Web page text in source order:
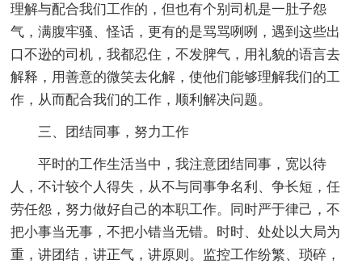
理解与配合我们工作的，但也有个别司机是一肚子怨
气，满腹牢骚、怪话，更有的是骂骂咧咧，遇到这些出
口不逊的司机，我都忍住，不发脾气，用礼貌的语言去
解释，用善意的微笑去化解，使他们能够理解我们的工
作，从而配合我们的工作，顺利解决问题。
三、团结同事，努力工作
平时的工作生活当中，我注意团结同事，宽以待
人，不计较个人得失，从不与同事争名利、争长短，任
劳任怨，努力做好自己的本职工作。同时严于律己，不
把小事当无事，不把小错当无错。时时、处处以大局为
重，讲团结，讲正气，讲原则。监控工作纷繁、琐碎，